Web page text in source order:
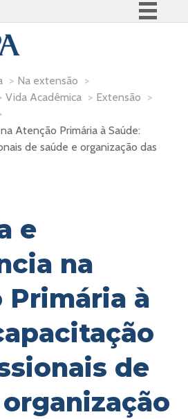
Participe
Acesso à informação
Canais
> Na extensão >
Vida Acadêmica > Extensão >
Atenção Primária à Saúde:
de saúde e organização das
e
na
Primária à
de